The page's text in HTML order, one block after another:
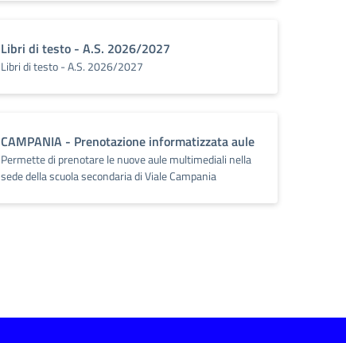
Libri di testo - A.S. 2026/2027
Libri di testo - A.S. 2026/2027
CAMPANIA - Prenotazione informatizzata aule
Permette di prenotare le nuove aule multimediali nella
sede della scuola secondaria di Viale Campania